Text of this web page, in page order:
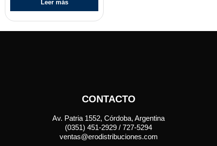
Leer más
CONTACTO
Av. Patria 1552, Córdoba, Argentina
(0351) 451-2929 / 727-5294
ventas@erodistribuciones.com